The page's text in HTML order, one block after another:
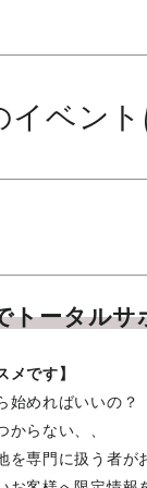
イベン
トータルサ
メです】
始めればいいの？
からない、、
を専門に扱う者